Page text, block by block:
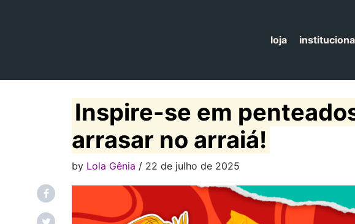
loja
Inspire-se em
arrasar no arraiá!
by Lola Gênia / 22 de julho de 2025